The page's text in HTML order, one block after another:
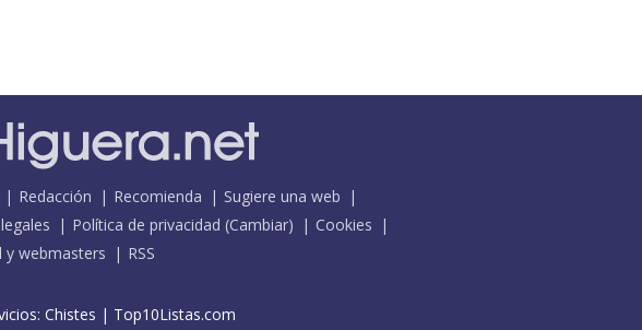
Redacción Recomienda
Sugiere una web
Política de privacidad (Cambiar)
Cookies
y webmasters
RSS
Chistes | Top10Listas.com